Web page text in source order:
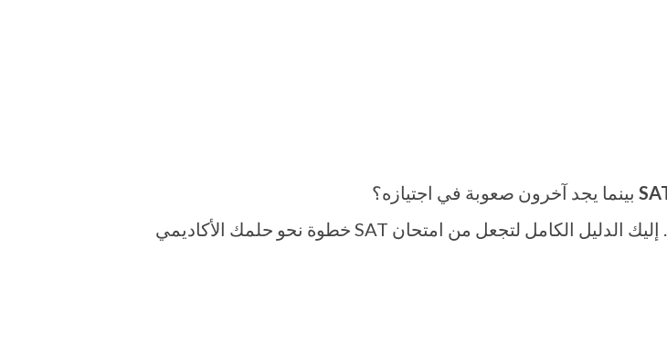
بينما يجد آخرون صعوبة في اجتيازه؟
. إليك الدليل الكامل لتجعل من امتحان SAT خطوة نحو حلمك الأكاديمي